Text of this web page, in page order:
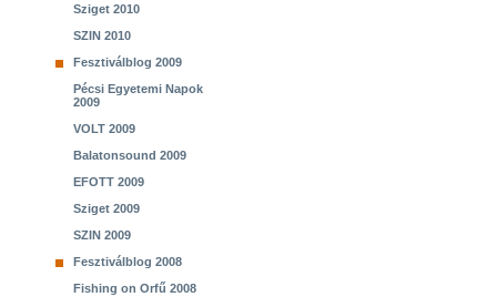
Sziget 2010
SZIN 2010
Fesztiválblog 2009
Pécsi Egyetemi Napok
2009
VOLT 2009
Balatonsound 2009
EFOTT 2009
Sziget 2009
SZIN 2009
Fesztiválblog 2008
Fishing on Orfű 2008